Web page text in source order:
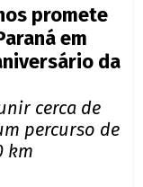
promete
em
da
cerca de
percurso de
km